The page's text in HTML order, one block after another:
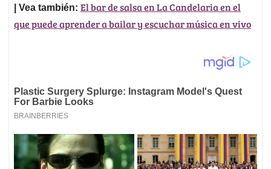
| Vea también: El bar de salsa en La Candelaria en el
que puede aprender a bailar y escuchar música en vivo